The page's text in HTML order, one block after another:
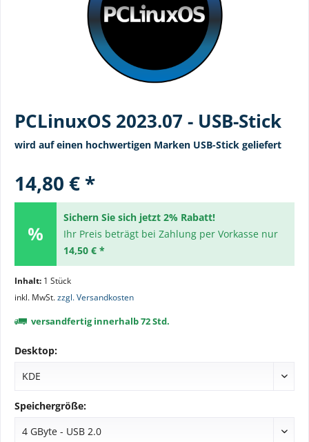
PCLinuxOS 2023.07 - USB-Stick
wird auf einen hochwertigen Marken USB-Stick geliefert
14,80 € *
Sichern Sie sich jetzt 2% Rabatt!
Ihr Preis beträgt bei Zahlung per Vorkasse nur
14,50 € *
Inhalt: 1 Stück
inkl. MwSt.zzgl. Versandkosten
versandfertig innerhalb 72 Std.
Desktop:
Speichergröße: